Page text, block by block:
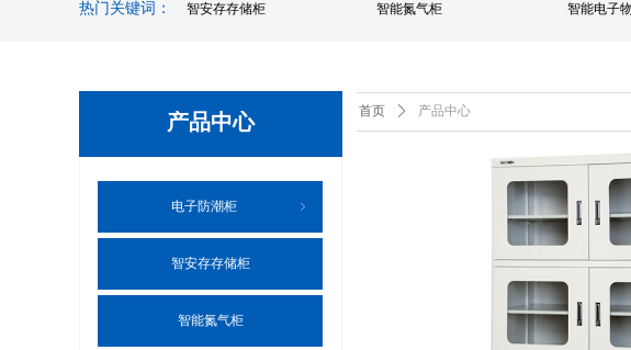
首页 ꄲ 产品中心
热门关键词： 智安存存储柜 智能氮气柜
ꁇ
电子防潮柜
智安存存储柜
智能氮气柜
产品中心